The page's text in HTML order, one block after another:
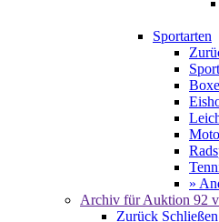
Sportarten
»
Archiv für Auktion 92
Zurück Schließen